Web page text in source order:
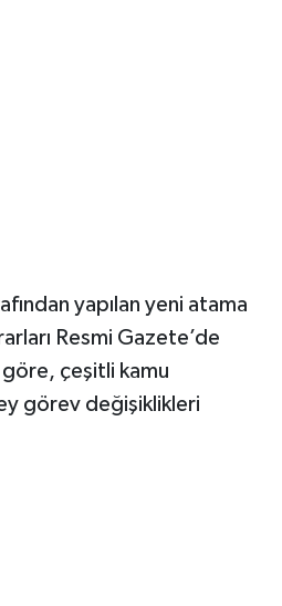
yapılan yeni atama
Resmi Gazete’de
göre, çeşitli kamu
görev değişiklikleri
Sahiplendirme